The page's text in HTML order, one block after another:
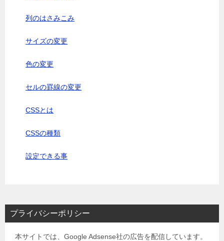
列のはさみこみ
サイズの変更
色の変更
セルの罫線の変更
CSSとは
CSSの種類
設定できる事
プライバシーポリシー
本サイトでは、Google Adsense社の広告を配信しています。